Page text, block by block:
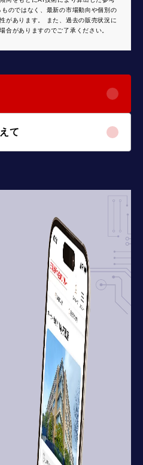
のではなく、最新の市場動向や個別の
があります。 また、過去の販売状況に
合がありますのでご了承ください。
て